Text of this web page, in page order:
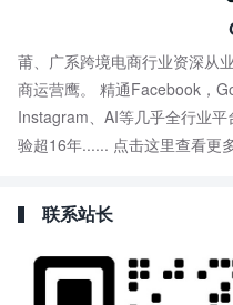
莆、广系跨境电商行业资深从
商运营鹰。 精通Facebook，
Instagram、AI等几乎全行业
验超16年...... 点击这里查看更
联系站长